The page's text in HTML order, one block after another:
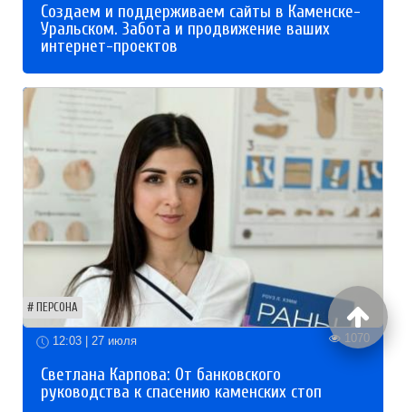
Создаем и поддерживаем сайты в Каменске-
Уральском. Забота и продвижение ваших
интернет-проектов
ПЕРСОНА
12:03 | 27 июля 1070
Светлана Карпова: От банковского
руководства к спасению каменских стоп